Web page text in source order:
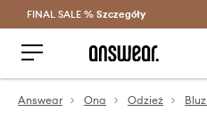
Oszczędzaj z
FINAL SALE % Szczegóły
Answear Ona Odzież